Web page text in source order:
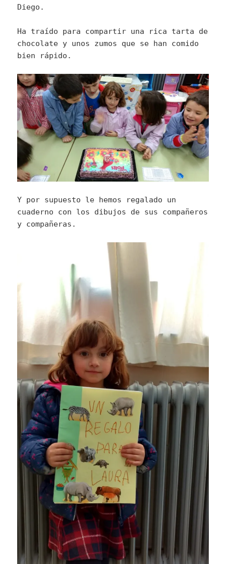
Diego.
Ha traído para compartir una rica tarta de
chocolate y unos zumos que se han comido
bien rápido.
Y por supuesto le hemos regalado un
cuaderno con los dibujos de sus compañeros
y compañeras.